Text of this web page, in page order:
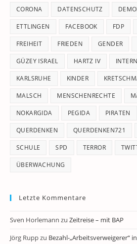
CORONA DATENSCHUTZ
ETTLINGEN FACEBOOK FDP
FREIHEIT FRIEDEN GENDER
GÜZEY ISRAEL HARTZ IV
KARLSRUHE KINDER
MALSCH MENSCHENRECHTE
NOKARGIDA PEGIDA PIRATEN
QUERDENKEN QUERDENKEN721
SCHULE SPD TERROR
ÜBERWACHUNG
Letzte Kommentare
Sven Horlemann zu Zeitreise – mit BAP
Jörg Ruppzu Bezahl-„Arbeitsverweigerer“